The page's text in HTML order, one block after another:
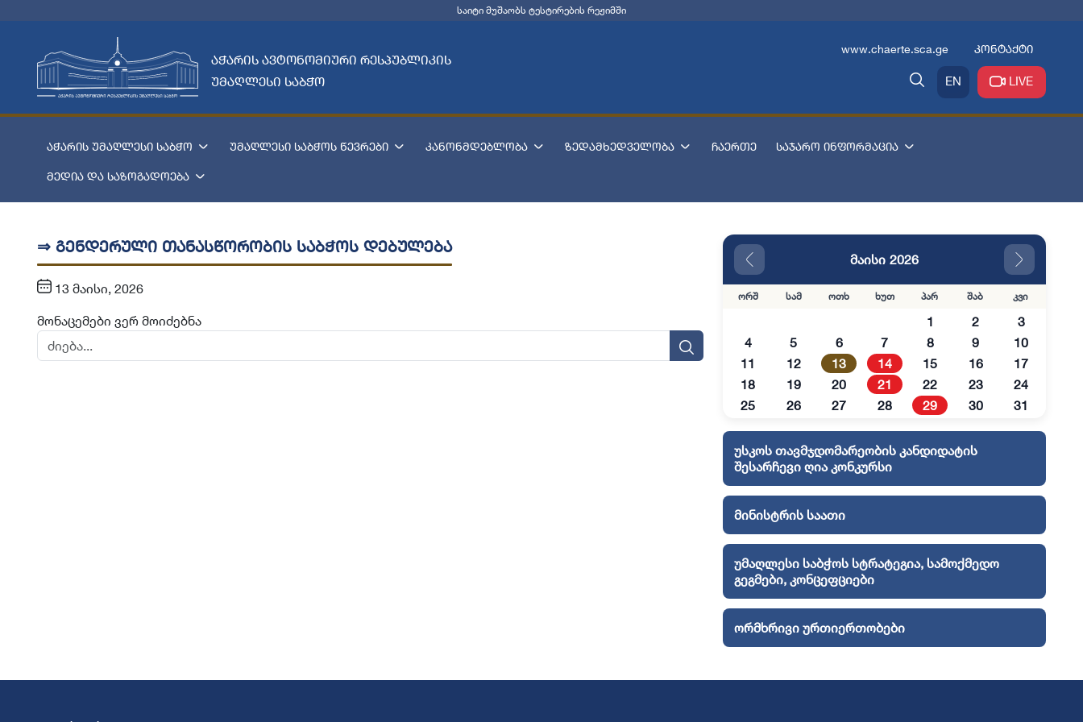
საიტი მუშაობს ტესტირების რეჟიმში
აჭარის ავტონომიური რესპუბლიკის
უმაღლესი საბჭო
www.chaerte.sca.ge კონტაქტი
EN LIVE
აჭარის უმაღლესი საბჭო უმაღლესი საბჭოს წევრები კანონმდებლობა ზედამხედველობა ჩაერთე საჯარო ინფორმაცია
მედია და საზოგადოება
⇒ გენდერული თანასწორობის საბჭოს დებულება
13 მაისი, 2026
მონაცემები ვერ მოიძებნა
მაისი 2026
ორშ სამ ოთხ ხუთ პარ შაბ კვი
1 2
3
4
5 6 7 8 9
10
11
12 13 14 15 16
17
18
19 20 21 22 23
24
25
26 27 28 29 30 31
უსკოს თავმჯდომარეობის კანდიდატის
შესარჩევი ღია კონკურსი
მინისტრის საათი
უმაღლესი საბჭოს სტრატეგია, სამოქმედო
გეგმები, კონცეფციები
ორმხრივი ურთიერთობები